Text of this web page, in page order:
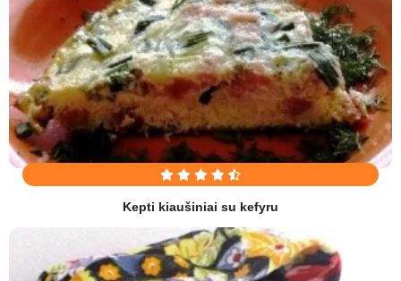
Kepti kiaušiniai su kefyru